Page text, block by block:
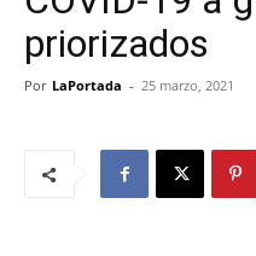
priorizados
Por LaPortada - 25 marzo, 2021